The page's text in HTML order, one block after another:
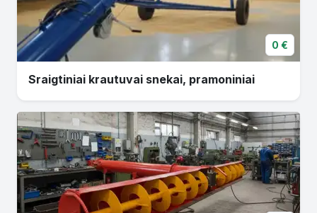
0 €
Sraigtiniai krautuvai snekai, pramoniniai